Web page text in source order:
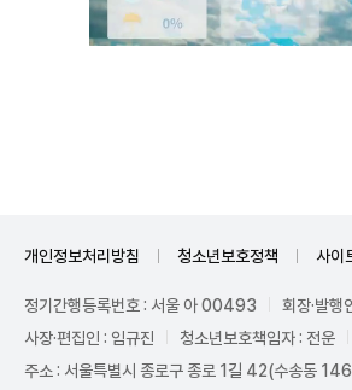
개인정보처리방침 청소년보호정책 사이
정기간행등록번호 : 서울 아 00493
회장·발행
사장·편집인 : 임규진
청소년보호책임자 : 전운
주소 : 서울특별시 종로구 종로 1길 42(수송동